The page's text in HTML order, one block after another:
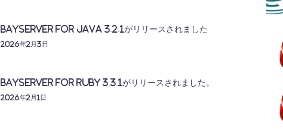
BayServer for Java 3.2.1がリリースされました
2026年2月3日
BayServer for Ruby 3.3.1がリリースされました。
2026年2月1日